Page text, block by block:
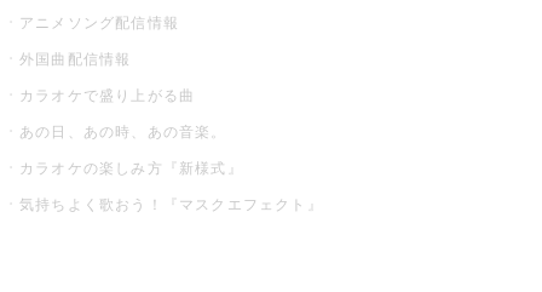
アニメソング配信情報
外国曲配信情報
カラオケで盛り上がる曲
あの日、あの時、あの音楽。
カラオケの楽しみ方『新様式』
気持ちよく歌おう！『マスクエフェクト』